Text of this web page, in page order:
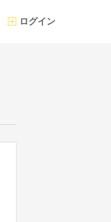
ログイン